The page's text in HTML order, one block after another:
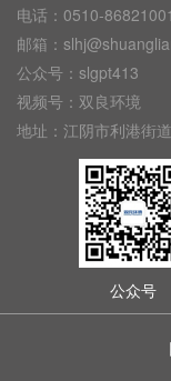
电话：0510-
邮箱：
公众号：slgpt413
视频号：双良环境
地址：江阴市利港街
公众号